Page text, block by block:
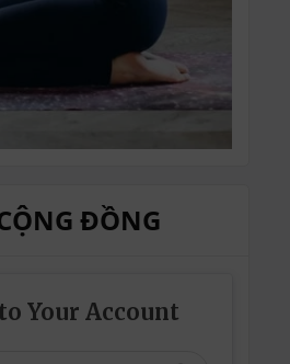
ĐỒNG
Your Account